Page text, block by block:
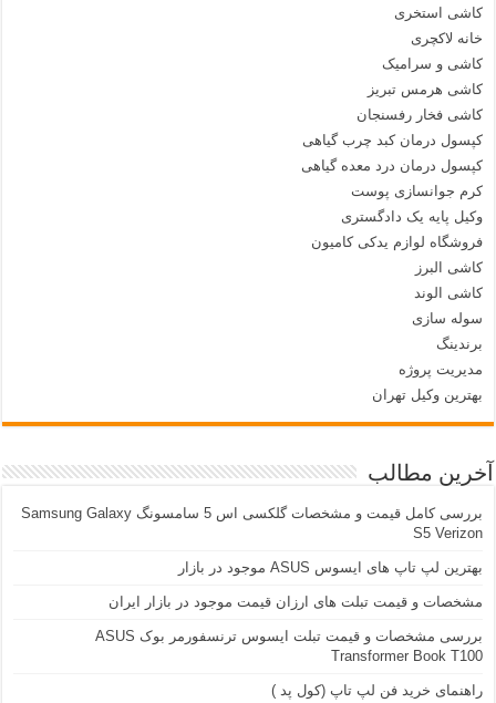
کاشی استخری
خانه لاکچری
کاشی و سرامیک
کاشی هرمس تبریز
کاشی فخار رفسنجان
کپسول درمان کبد چرب گیاهی
کپسول درمان درد معده گیاهی
کرم جوانسازی پوست
وکیل پایه یک دادگستری
فروشگاه لوازم یدکی کامیون
کاشی البرز
کاشی الوند
سوله سازی
برندینگ
مدیریت پروژه
بهترین وکیل تهران
آخرین مطالب
بررسی کامل قیمت و مشخصات گلکسی اس 5 سامسونگ Samsung Galaxy
S5 Verizon
بهترین لپ تاپ های ایسوس ASUS موجود در بازار
مشخصات و قیمت تبلت های ارزان قیمت موجود در بازار ایران
بررسی مشخصات و قیمت تبلت ایسوس ترنسفورمر بوک ASUS
Transformer Book T100
راهنمای خرید فن لپ تاپ (کول پد )